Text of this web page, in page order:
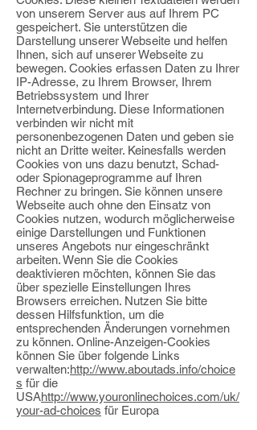
von unserem Server aus auf Ihrem PC
gespeichert. Sie unterstützen die
Darstellung unserer Webseite und helfen
Ihnen, sich auf unserer Webseite zu
bewegen. Cookies erfassen Daten zu Ihrer
IP-Adresse, zu Ihrem Browser, Ihrem
Betriebssystem und Ihrer
Internetverbindung. Diese Informationen
verbinden wir nicht mit
personenbezogenen Daten und geben sie
nicht an Dritte weiter. Keinesfalls werden
Cookies von uns dazu benutzt, Schad-
oder Spionageprogramme auf Ihren
Rechner zu bringen. Sie können unsere
Webseite auch ohne den Einsatz von
Cookies nutzen, wodurch möglicherweise
einige Darstellungen und Funktionen
unseres Angebots nur eingeschränkt
arbeiten. Wenn Sie die Cookies
deaktivieren möchten, können Sie das
über spezielle Einstellungen Ihres
Browsers erreichen. Nutzen Sie bitte
dessen Hilfsfunktion, um die
entsprechenden Änderungen vornehmen
zu können. Online-Anzeigen-Cookies
können Sie über folgende Links
verwalten:http://www.aboutads.info/choice
s für die
USAhttp://www.youronlinechoices.com/uk/
your-ad-choices für Europa